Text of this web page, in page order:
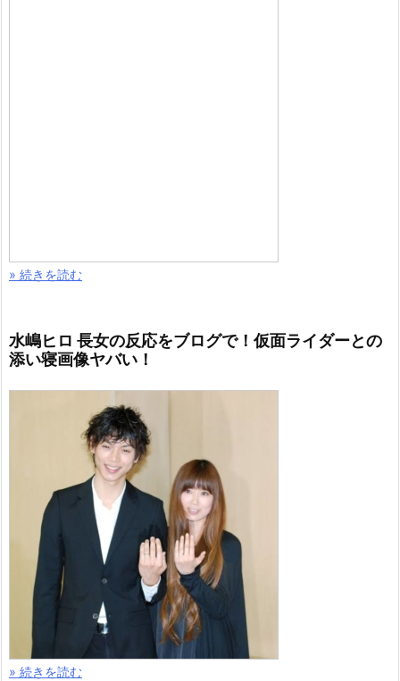
» 続きを読む
水嶋ヒロ 長女の反応をブログで！仮面ライダーとの
添い寝画像ヤバい！
» 続きを読む